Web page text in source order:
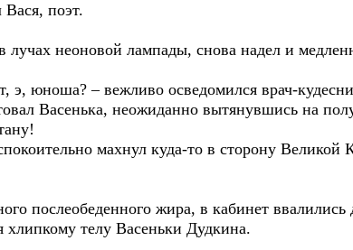
поэт.
лучах неоновой лампады, снова надел и
э, юноша? – вежливо осведомился врач-
Васенька, неожиданно вытянувшись на
махнул куда-то в сторону Великой
послеобеденного жира, в кабинет
телу Васеньки Дудкина.